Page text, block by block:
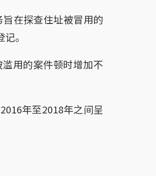
在探查住址被冒用的
。
用的案件顿时增加不
年至2018年之间呈